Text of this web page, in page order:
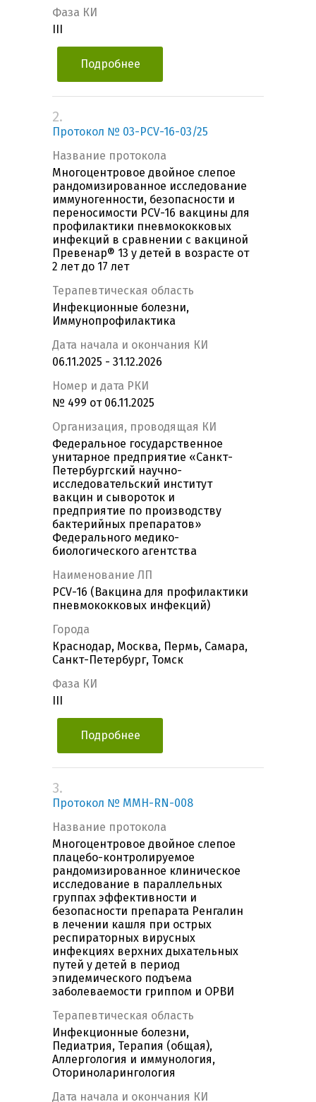
Фаза КИ
Подробнее
2.
Протокол № 03-PCV-16-03/25
Название протокола
Многоцентровое двойное слепое
рандомизированное исследование
иммуногенности, безопасности и
переносимости PCV-16 вакцины для
профилактики пневмококковых
инфекций в сравнении с вакциной
Превенар® 13 у детей в возрасте от
2 лет до 17 лет
Терапевтическая область
Инфекционные болезни,
Иммунопрофилактика
Дата начала и окончания КИ
06.11.2025 - 31.12.2026
Номер и дата РКИ
№ 499 от 06.11.2025
Организация, проводящая КИ
Федеральное государственное
унитарное предприятие «Санкт-
Петербургский научно-
исследовательский институт
вакцин и сывороток и
предприятие по производству
бактерийных препаратов»
Федерального медико-
биологического агентства
Наименование ЛП
PCV-16 (Вакцина для профилактики
пневмококковых инфекций)
Города
Краснодар, Москва, Пермь, Самара,
Санкт-Петербург, Томск
Фаза КИ
Подробнее
3.
Протокол № MMH-RN-008
Название протокола
Многоцентровое двойное слепое
плацебо-контролируемое
рандомизированное клиническое
исследование в параллельных
группах эффективности и
безопасности препарата Ренгалин
в лечении кашля при острых
респираторных вирусных
инфекциях верхних дыхательных
путей у детей в период
эпидемического подъема
заболеваемости гриппом и ОРВИ
Терапевтическая область
Инфекционные болезни,
Педиатрия, Терапия (общая),
Аллергология и иммунология,
Оториноларингология
Дата начала и окончания КИ